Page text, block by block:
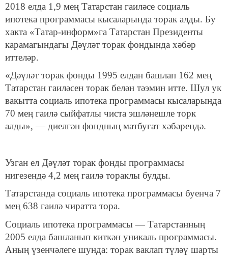
2018 елда 1,9 мең Татарстан гаиләсе социаль
ипотека программасы кысаларында торак алды. Бу
хакта «Татар-информ»га Татарстан Президенты
карамагындагы Дәүләт торак фондында хәбәр
иттеләр.
«Дәүләт торак фонды 1995 елдан башлап 162 мең
Татарстан гаиләсен торак белән тәэмин итте. Шул ук
вакытта социаль ипотека программасы кысаларында
70 мең гаилә сыйфатлы чиста эшләнешле торк
алды», — диелгән фондның матбугат хәбәрендә.
Узган ел Дәүләт торак фонды программасы
нигезендә 4,2 мең гаилә тораклы булды.
Татарстанда социаль ипотека программасы буенча 7
мең 638 гаилә чиратта тора.
Социаль ипотека программасы — Татарстанның
2005 елда башланып киткән уникаль программасы.
Аның үзенчәлеге шунда: торак ваклап түләү шарты